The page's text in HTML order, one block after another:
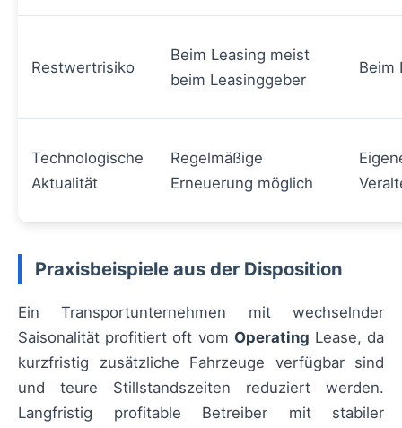
Restwertrisiko
Beim Leasing meist
beim Leasinggeber
Beim
Technologische
Aktualität
Regelmäßige
Erneuerung möglich
Praxisbeispiele aus der Disposition
Ein Transportunternehmen mit wechselnder
Saisonalität profitiert oft vom Operating Lease, da
kurzfristig zusätzliche Fahrzeuge verfügbar sind
und teure Stillstandszeiten reduziert werden.
Langfristig profitable Betreiber mit stabiler